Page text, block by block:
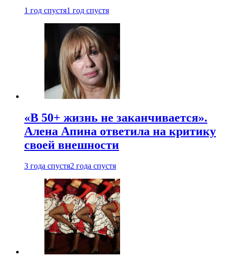
1 год спустя1 год спустя
«В 50+ жизнь не заканчивается».
Алена Апина ответила на критику
своей внешности
3 года спустя2 года спустя